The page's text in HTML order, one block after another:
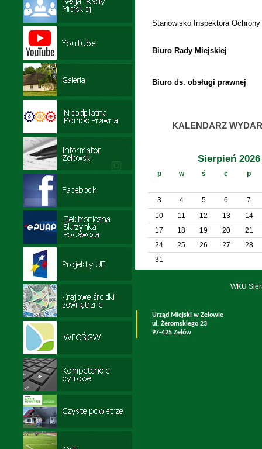
Stanowisko Inspektora Ochrony
Biuro Rady Miejskiej
Biuro ds. obsługi prawnej
KALENDARZ
Sierpień 2026
p w ś c p
3 4 5 6
7
10
11 12 13
14
17
18 19 20
21
24
25 26 27
28
31
WKU
Urząd Miejski w Zelowie
ul. Żeromskiego 23
97-425 Zelów